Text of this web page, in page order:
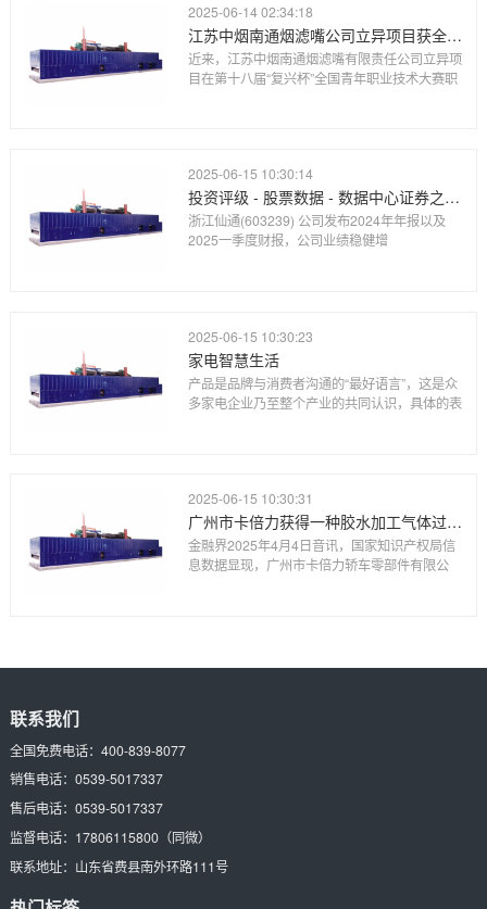
2025-06-14 02:34:18
江苏中烟南通烟滤嘴公司立异项目获全国青年职业技术大赛职工组优胜奖
近来，江苏中烟南通烟滤嘴有限责任公司立异项
目在第十八届“复兴杯”全国青年职业技术大赛职
2025-06-15 10:30:14
投资评级 - 股票数据 - 数据中心证券之星-提炼精华 解开财富密码
浙江仙通(603239) 公司发布2024年年报以及
2025一季度财报，公司业绩稳健增
2025-06-15 10:30:23
家电智慧生活
产品是品牌与消费者沟通的“最好语言”，这是众
多家电企业乃至整个产业的共同认识，具体的表
2025-06-15 10:30:31
广州市卡倍力获得一种胶水加工气体过滤设备专利
金融界2025年4月4日音讯，国家知识产权局信
息数据显现，广州市卡倍力轿车零部件有限公
联系我们
全国免费电话： 400-839-8077
销售电话： 0539-5017337
售后电话： 0539-5017337
监督电话： 17806115800（同微）
联系地址： 山东省费县南外环路111号